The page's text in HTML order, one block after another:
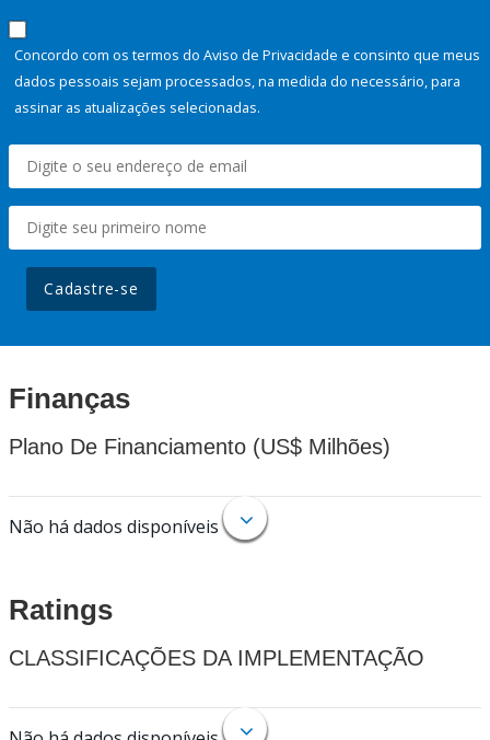
Concordo com os termos do Aviso de Privacidade e consinto que meus
dados pessoais sejam processados, na medida do necessário, para
assinar as atualizações selecionadas.
Cadastre-se
Finanças
Plano De Financiamento (US$ Milhões)
Não há dados disponíveis
Ratings
CLASSIFICAÇÕES DA IMPLEMENTAÇÃO